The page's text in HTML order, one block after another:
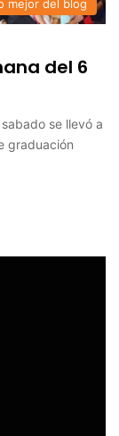
mejor del blog
del 6
se llevó a
graduación